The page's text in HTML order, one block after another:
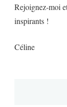
Rejoignez-moi
inspirants !
Céline